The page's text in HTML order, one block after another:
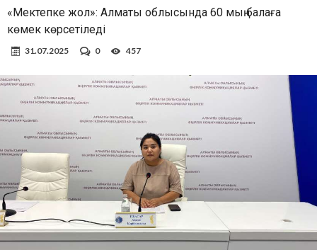
«Мектепке жол»: Алматы облысында 60 мың балаға
көмек көрсетіледі
31.07.2025 0 457